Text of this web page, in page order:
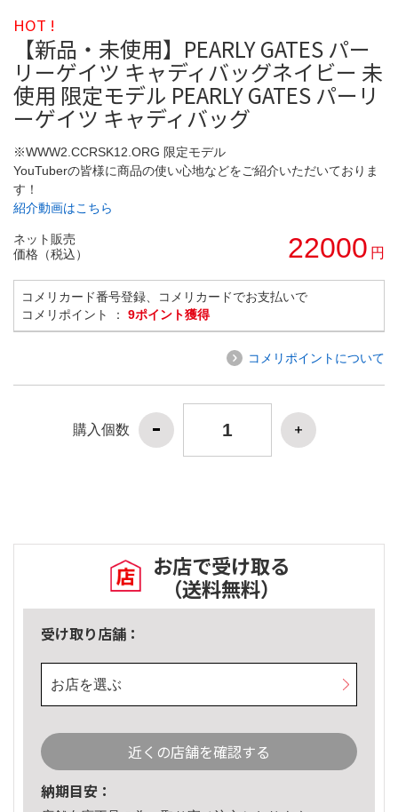
HOT !
【新品・未使用】PEARLY GATES パー
リーゲイツ キャディバッグネイビー 未
使用 限定モデル PEARLY GATES パーリ
ーゲイツ キャディバッグ
※WWW2.CCRSK12.ORG 限定モデル
YouTuberの皆様に商品の使い心地などをご紹介いただいておりま
す！
紹介動画はこちら
ネット販売
価格（税込）
22000 円
コメリカード番号登録、コメリカードでお支払いで
コメリポイント ： 9ポイント獲得
コメリポイントについて
購入個数
お店で受け取る
（送料無料）
受け取り店舗：
お店を選ぶ
近くの店舗を確認する
納期目安：